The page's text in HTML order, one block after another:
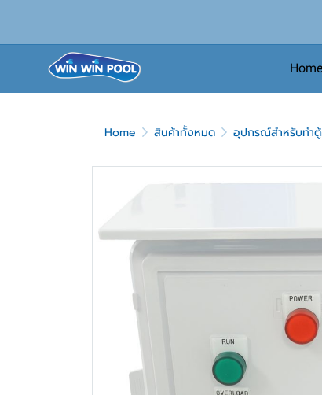
Home
Home สินค้าทั้งหมด อุปกรณ์สำหรับทำ